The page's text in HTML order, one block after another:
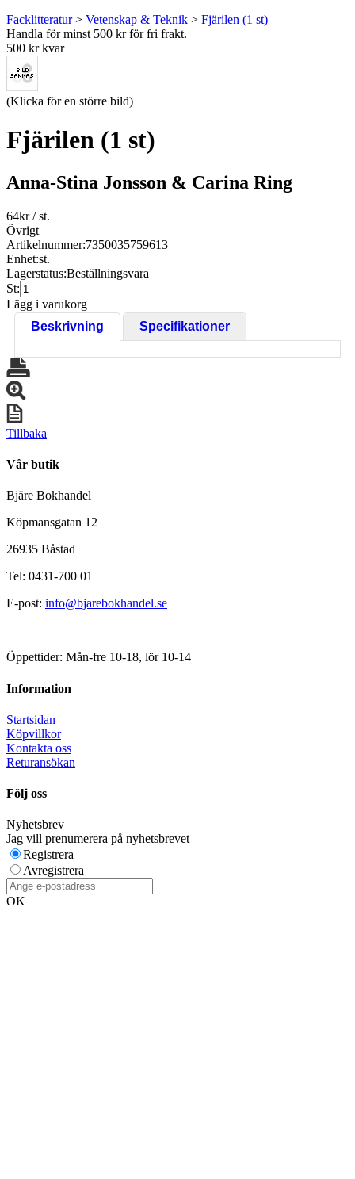
Facklitteratur> Vetenskap & Teknik > Fjärilen (1 st)
Handla för minst 500 kr för fri frakt.
500 kr kvar
(Klicka för en större bild)
Fjärilen (1 st)
Anna-Stina Jonsson & Carina Ring
64kr/ st.
Övrigt
Artikelnummer:7350035759613
Enhet:st.
Lagerstatus:Beställningsvara
St:
Lägg i varukorg
Beskrivning
Specifikationer
Tillbaka
Vår butik
Bjäre Bokhandel
Köpmansgatan 12
26935 Båstad
Tel: 0431-700 01
E-post: info@bjarebokhandel.se
Öppettider: Mån-fre 10-18, lör 10-14
Information
Startsidan
Köpvillkor
Kontakta oss
Returansökan
Följ oss
Nyhetsbrev
Jag vill prenumerera på nyhetsbrevet
Registrera
Avregistrera
OK